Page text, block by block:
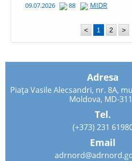
09.07.2026 88 MIDR
< 1 2 >
Adresa
Piața Vasile Alecsandri, nr. 8A,
Moldova, MD-
Tel.
(+373) 231
Email